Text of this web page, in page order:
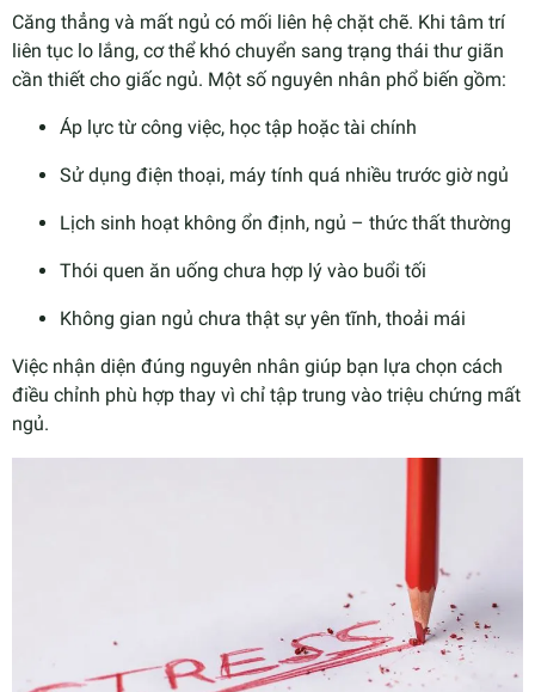
Căng thẳng và mất ngủ có mối liên hệ chặt chẽ. Khi tâm trí
liên tục lo lắng, cơ thể khó chuyển sang trạng thái thư giãn
cần thiết cho giấc ngủ. Một số nguyên nhân phổ biến gồm:
Áp lực từ công việc, học tập hoặc tài chính
Sử dụng điện thoại, máy tính quá nhiều trước giờ ngủ
Lịch sinh hoạt không ổn định, ngủ – thức thất thường
Thói quen ăn uống chưa hợp lý vào buổi tối
Không gian ngủ chưa thật sự yên tĩnh, thoải mái
Việc nhận diện đúng nguyên nhân giúp bạn lựa chọn cách
điều chỉnh phù hợp thay vì chỉ tập trung vào triệu chứng mất
ngủ.